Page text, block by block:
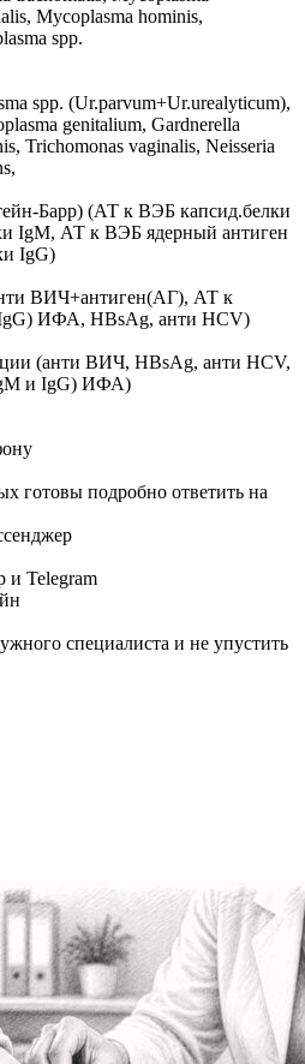
Mycoplasma hominis,
spp.
spp. (Ur.parvum+Ur.urealyticum),
genitalium, Gardnerella
Trichomonas vaginalis, Neisseria
Барр) (АТ к ВЭБ капсид.белки
IgM, АТ к ВЭБ ядерный антиген
IgG)
ВИЧ+антиген(АГ), АТ к
ИФА, HBsAg, анти HCV)
(анти ВИЧ, HBsAg, анти HCV,
и IgG) ИФА)
готовы подробно ответить на
и Telegram
специалиста и не упустить